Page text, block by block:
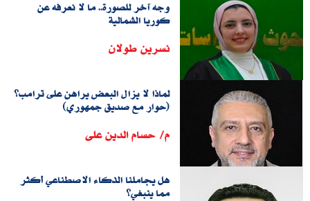
وجه آخر للصورة.. ما لا نعرفه عن
كوريا الشمالية
نسرين طولان
لماذا لا يزال البعض يراهن على ترامب؟
(حوار مع صديق جمهوري)
م/ حسام الدين على
هل يجاملنا الذكاء الاصطناعي أكثر
مما ينبغي؟